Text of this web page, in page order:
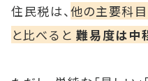
住民税は、他の主要科目
と比べると難易度は中